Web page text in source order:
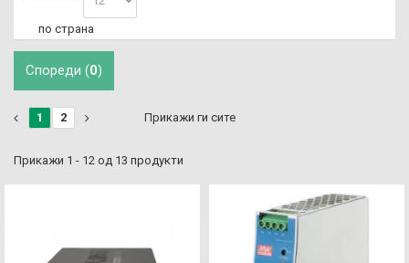
по страна
Спореди (0)
Прикажи ги сите
1 2
Прикажи 1 - 12 од 13 продукти